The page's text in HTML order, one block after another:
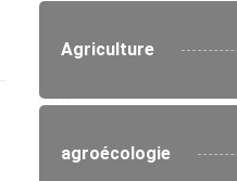
Agriculture
agroécologie